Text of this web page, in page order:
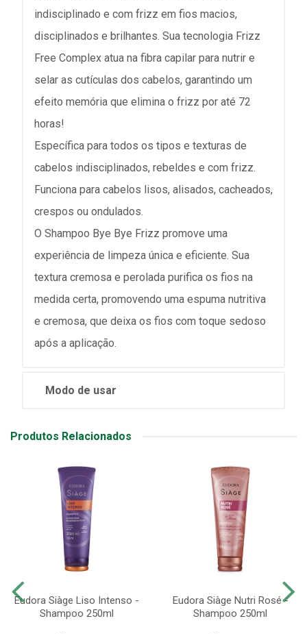
indisciplinado e com frizz em fios macios,
disciplinados e brilhantes. Sua tecnologia Frizz
Free Complex atua na fibra capilar para nutrir e
selar as cutículas dos cabelos, garantindo um
efeito memória que elimina o frizz por até 72
horas!
Específica para todos os tipos e texturas de
cabelos indisciplinados, rebeldes e com frizz.
Funciona para cabelos lisos, alisados, cacheados,
crespos ou ondulados.
O Shampoo Bye Bye Frizz promove uma
experiência de limpeza única e eficiente. Sua
textura cremosa e perolada purifica os fios na
medida certa, promovendo uma espuma nutritiva
e cremosa, que deixa os fios com toque sedoso
após a aplicação.
Modo de usar
Produtos Relacionados
Eudora Siàge Liso Intenso -
Shampoo 250ml
Eudora Siàge Nutri Rosé -
Shampoo 250ml